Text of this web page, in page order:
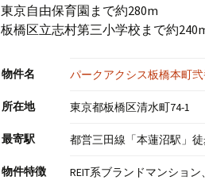
東京自由保育園まで約280m
板橋区立志村第三小学校まで約
物件名 パークアクシス板橋本町
所在地 東京都板橋区清水町74-1
最寄駅 都営三田線「本蓮沼駅」
物件特徴 REIT系ブランドマンショ